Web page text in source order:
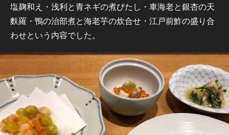
塩麹和え・浅利と青ネギの煮びたし・車海老と銀杏の天
麩羅・鴨の治部煮と海老芋の炊合せ・江戸前鮓の盛り合
わせという内容でした。